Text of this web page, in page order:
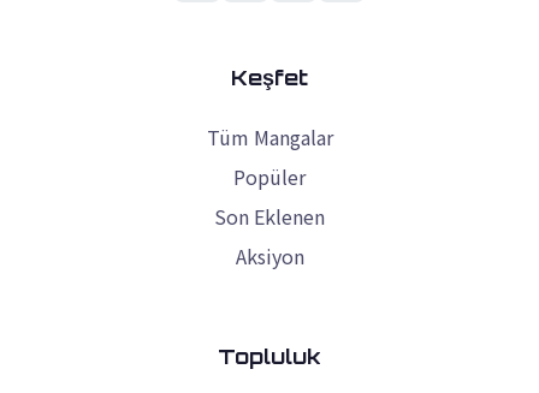
Keşfet
Tüm Mangalar
Popüler
Son Eklenen
Aksiyon
Topluluk